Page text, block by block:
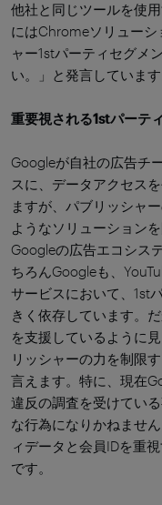
他社と同じツールを使
にはChromeソリューシ
ャー1stパーティセグメ
い。」と発言しています
重要視される1stパーテ
Googleが自社の広告チ
スに、データアクセス
ますが、パブリッシャ
ようなソリューション
Googleの広告エコシス
ちろんGoogleも、
サービスにおいて、1st
きく依存しています。
を支援しているように
リッシャーの力を制限
言えます。特に、現在
違反の調査を受けてい
な行為になりかねませ
ィデータと会員IDを重
です。